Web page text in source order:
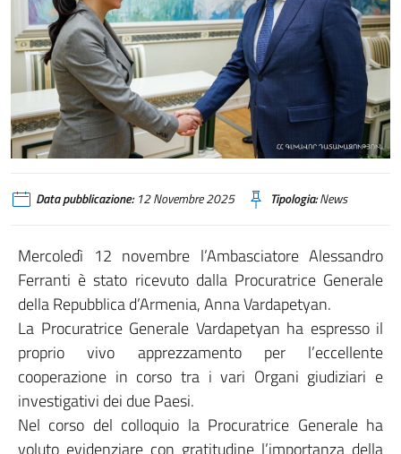
Data pubblicazione:12 Novembre 2025 Tipologia:News
Mercoledì 12 novembre l’Ambasciatore Alessandro
Ferranti è stato ricevuto dalla Procuratrice Generale
della Repubblica d’Armenia, Anna Vardapetyan.
La Procuratrice Generale Vardapetyan ha espresso il
proprio vivo apprezzamento per l’eccellente
cooperazione in corso tra i vari Organi giudiziari e
investigativi dei due Paesi.
Nel corso del colloquio la Procuratrice Generale ha
voluto evidenziare con gratitudine l’importanza della